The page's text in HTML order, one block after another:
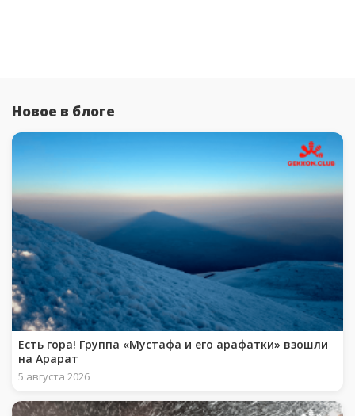
Новое в блоге
Есть гора! Группа «Мустафа и его арафатки» взошли
на Арарат
5 августа 2026